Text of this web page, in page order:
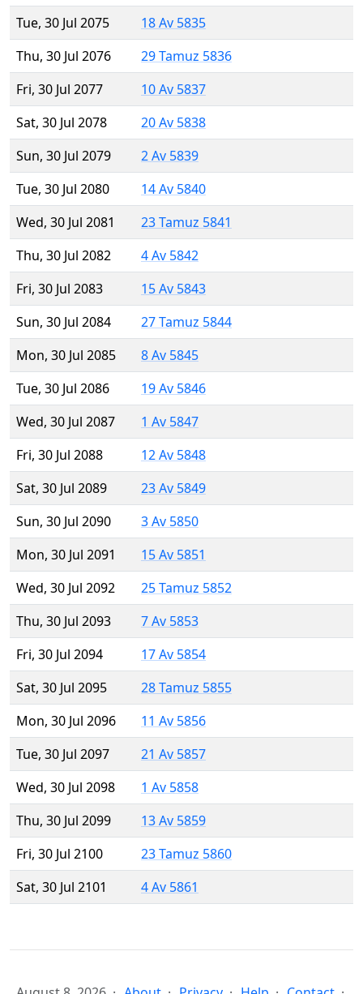
Tue, 30 Jul 2075
18 Av 5835
Thu, 30 Jul 2076
29 Tamuz 5836
Fri, 30 Jul 2077
10 Av 5837
Sat, 30 Jul 2078
20 Av 5838
Sun, 30 Jul 2079
2 Av 5839
Tue, 30 Jul 2080
14 Av 5840
Wed, 30 Jul 2081
23 Tamuz 5841
Thu, 30 Jul 2082
4 Av 5842
Fri, 30 Jul 2083
15 Av 5843
Sun, 30 Jul 2084
27 Tamuz 5844
Mon, 30 Jul 2085
8 Av 5845
Tue, 30 Jul 2086
19 Av 5846
Wed, 30 Jul 2087
1 Av 5847
Fri, 30 Jul 2088
12 Av 5848
Sat, 30 Jul 2089
23 Av 5849
Sun, 30 Jul 2090
3 Av 5850
Mon, 30 Jul 2091
15 Av 5851
Wed, 30 Jul 2092
25 Tamuz 5852
Thu, 30 Jul 2093
7 Av 5853
Fri, 30 Jul 2094
17 Av 5854
Sat, 30 Jul 2095
28 Tamuz 5855
Mon, 30 Jul 2096
11 Av 5856
Tue, 30 Jul 2097
21 Av 5857
Wed, 30 Jul 2098
1 Av 5858
Thu, 30 Jul 2099
13 Av 5859
Fri, 30 Jul 2100
23 Tamuz 5860
Sat, 30 Jul 2101
4 Av 5861